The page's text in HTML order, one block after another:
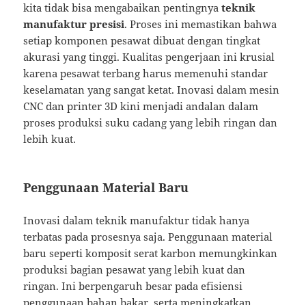
kita tidak bisa mengabaikan pentingnyateknik
manufaktur presisi. Proses ini memastikan bahwa
setiap komponen pesawat dibuat dengan tingkat
akurasi yang tinggi. Kualitas pengerjaan ini krusial
karena pesawat terbang harus memenuhi standar
keselamatan yang sangat ketat. Inovasi dalam mesin
CNC dan printer 3D kini menjadi andalan dalam
proses produksi suku cadang yang lebih ringan dan
lebih kuat.
Penggunaan Material Baru
Inovasi dalam teknik manufaktur tidak hanya
terbatas pada prosesnya saja. Penggunaan material
baru seperti komposit serat karbon memungkinkan
produksi bagian pesawat yang lebih kuat dan
ringan. Ini berpengaruh besar pada efisiensi